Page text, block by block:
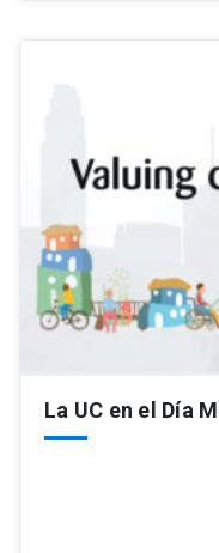
La UC en el Día